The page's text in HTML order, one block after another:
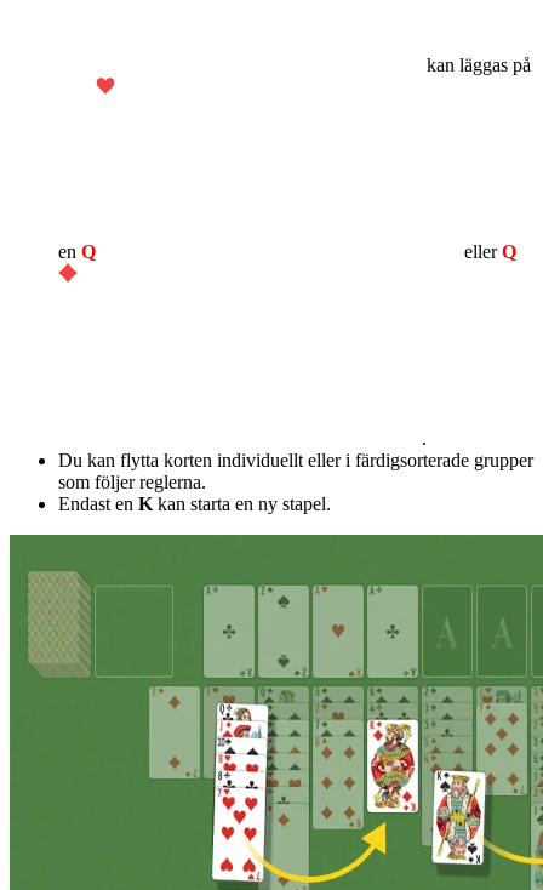
kan läggas på
en Q ellerQ
.
Du kan flytta korten individuellt eller i färdigsorterade grupper
som följer reglerna.
Endast en K kan starta en ny stapel.